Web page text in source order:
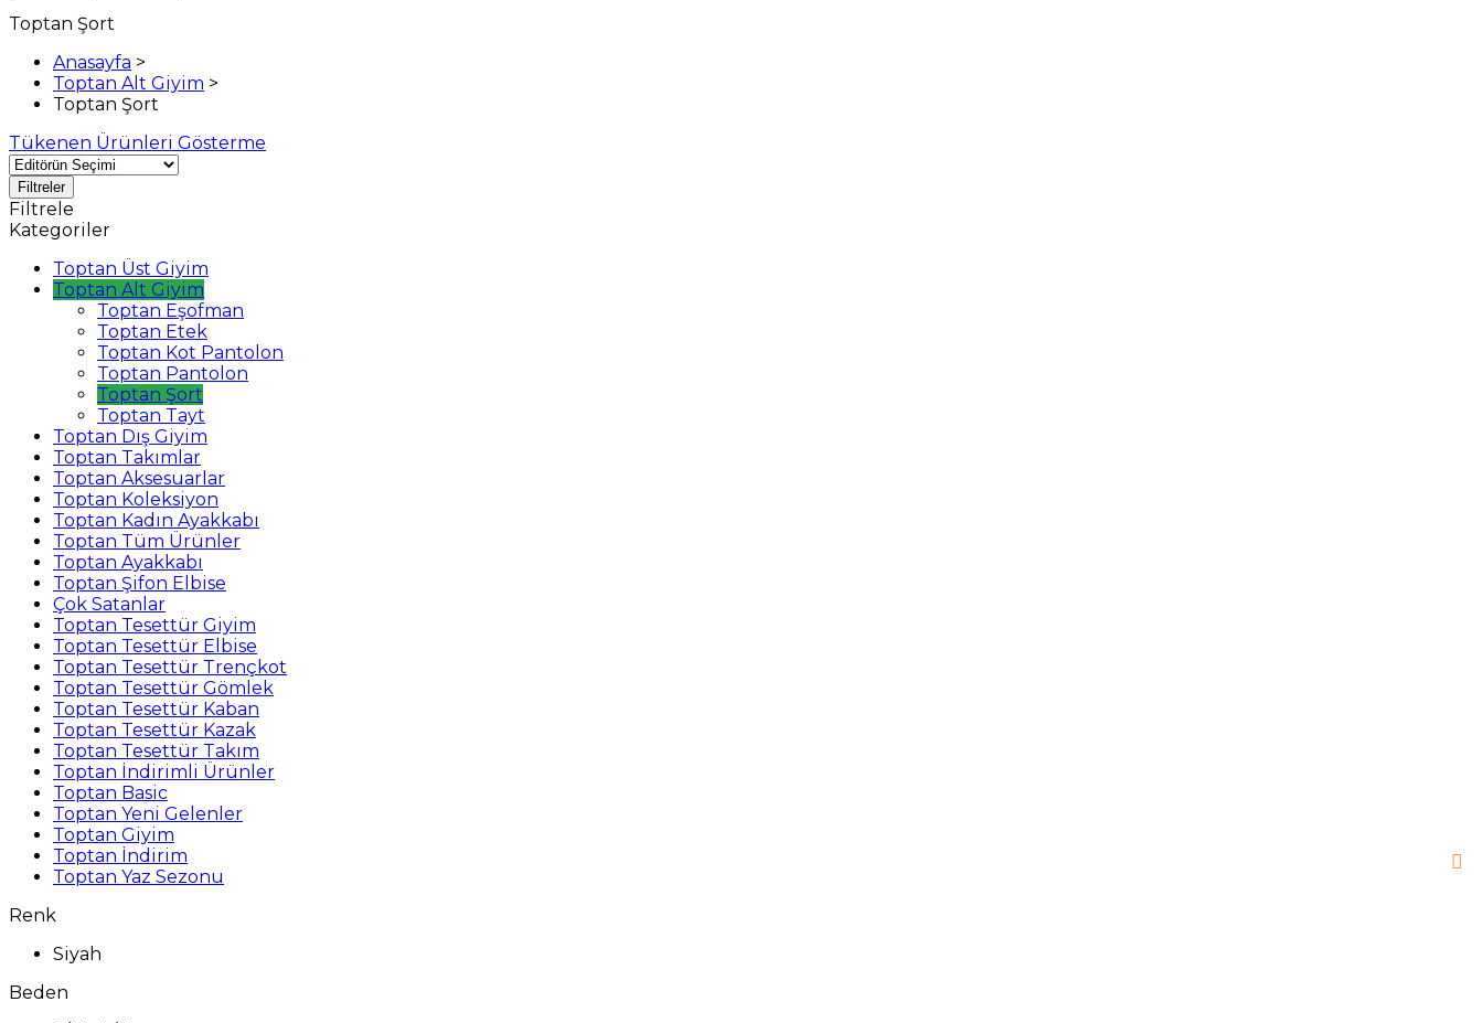
Toptan Şort
Anasayfa >
Toptan Alt Giyim >
Toptan Şort
Tükenen Ürünleri Gösterme
Filtreler
Filtrele
Kategoriler
Toptan Üst Giyim
Toptan Alt Giyim
Toptan Eşofman
Toptan Etek
Toptan Kot Pantolon
Toptan Pantolon
Toptan Şort
Toptan Tayt
Toptan Dış Giyim
Toptan Takımlar
Toptan Aksesuarlar
Toptan Koleksiyon
Toptan Kadın Ayakkabı
Toptan Tüm Ürünler
Toptan Ayakkabı
Toptan Şifon Elbise
Çok Satanlar
Toptan Tesettür Giyim
Toptan Tesettür Elbise
Toptan Tesettür Trençkot
Toptan Tesettür Gömlek
Toptan Tesettür Kaban
Toptan Tesettür Kazak
Toptan Tesettür Takım
Toptan İndirimli Ürünler
Toptan Basic
Toptan Yeni Gelenler
Toptan Giyim
Toptan İndirim
Toptan Yaz Sezonu
Renk
Siyah
Beden